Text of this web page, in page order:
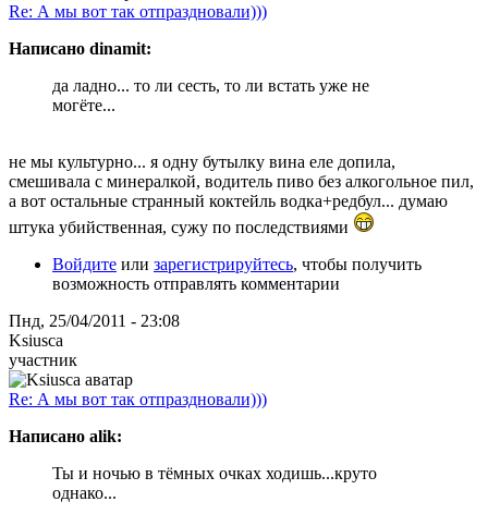
Re: А мы вот так отпраздновали)))
Написано dinamit:
да ладно... то ли сесть, то ли встать уже не
могёте...
не мы культурно... я одну бутылку вина еле допила,
смешивала с минералкой, водитель пиво без алкогольное пил,
а вот остальные странный коктейль водка+редбул... думаю
штука убийственная, сужу по последствиями
Войдите или зарегистрируйтесь, чтобы получить
возможность отправлять комментарии
Пнд, 25/04/2011 - 23:08
Ksiusca
участник
Re: А мы вот так отпраздновали)))
Написано alik:
Ты и ночью в тёмных очках ходишь...круто
однако...